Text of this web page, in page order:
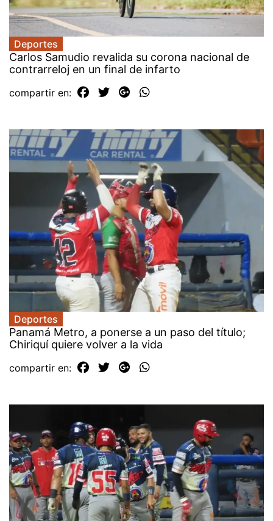
Deportes
Carlos Samudio revalida su corona nacional de
contrarreloj en un final de infarto
compartir en:
Deportes
Panamá Metro, a ponerse a un paso del título;
Chiriquí quiere volver a la vida
compartir en: